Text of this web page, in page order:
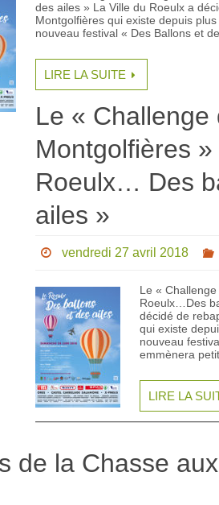
des ailes » La Ville du Roeulx a
Montgolfières qui existe depuis
nouveau festival « Des Ballons et
LIRE LA SUITE
Le « Challenge
Montgolfières
Roeulx… Des
ailes »
vendredi 27 avril 2018
Le «
Roeulx…Des
décidé de
qui existe
nouveau
emmènera
LIRE LA
de la Chasse